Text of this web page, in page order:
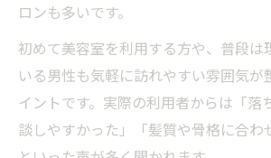
ロンも多いです。
初めて美容室を利用する方や、普段は
いる男性も気軽に訪れやすい雰囲気が
イントです。実際の利用者からは「落
談しやすかった」「髪質や骨格に合わ